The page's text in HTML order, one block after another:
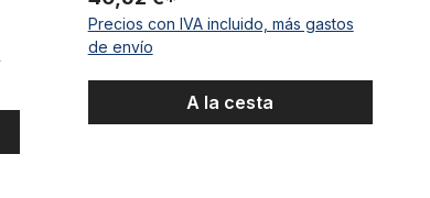
Precios con IVA incluido, más gastos
de envío
A la cesta